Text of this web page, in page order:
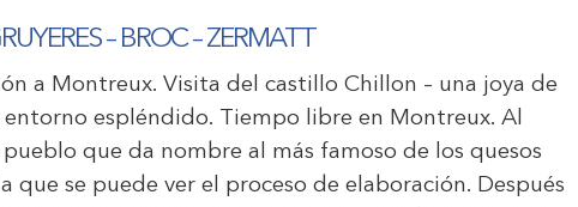
– BROC – ZERMATT
a Montreux. Visita del castillo Chillon – una joya de
espléndido. Tiempo libre en Montreux. Al
que da nombre al más famoso de los quesos
que se puede ver el proceso de elaboración. Después